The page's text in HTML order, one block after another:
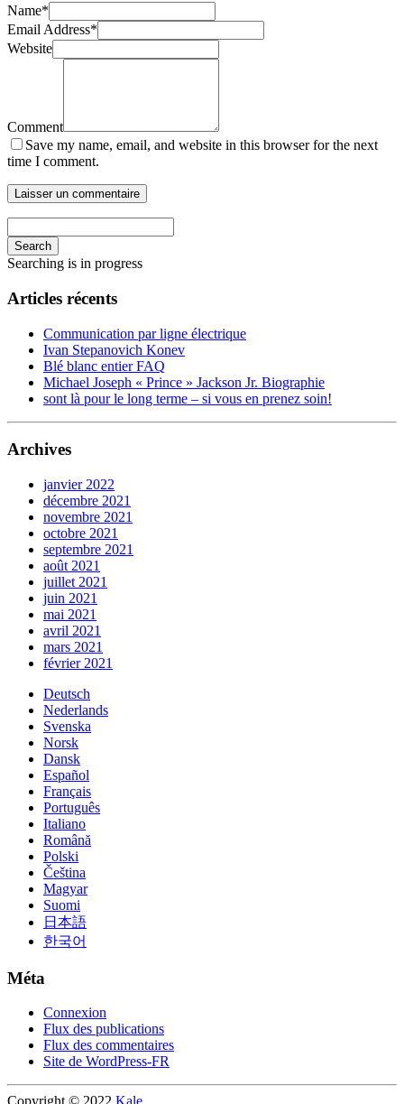
Name*
Email Address*
Website
Comment
Save my name, email, and website in this browser for the next
time I comment.
Search
Searching is in progress
Articles récents
Communication par ligne électrique
Ivan Stepanovich Konev
Blé blanc entier FAQ
Michael Joseph « Prince » Jackson Jr. Biographie
sont là pour le long terme – si vous en prenez soin!
Archives
janvier 2022
décembre 2021
novembre 2021
octobre 2021
septembre 2021
août 2021
juillet 2021
juin 2021
mai 2021
avril 2021
mars 2021
février 2021
Deutsch
Nederlands
Svenska
Norsk
Dansk
Español
Français
Português
Italiano
Română
Polski
Čeština
Magyar
Suomi
日本語
한국어
Méta
Connexion
Flux des publications
Flux des commentaires
Site de WordPress-FR